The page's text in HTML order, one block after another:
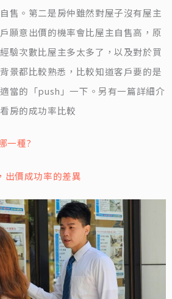
售。第二是房仲雖然對屋子沒有屋主
願意出價的機率會比屋主自售高，原
驗次數比屋主多太多了，以及對於買
景都比較熟悉，比較知道客戶要的是
當的「push」一下。另有一篇詳細介
房的成功率比較
一種?
出價成功率的差異